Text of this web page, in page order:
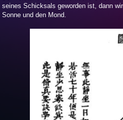
seines Schicksals geworden ist, dann
Sonne und den Mond.